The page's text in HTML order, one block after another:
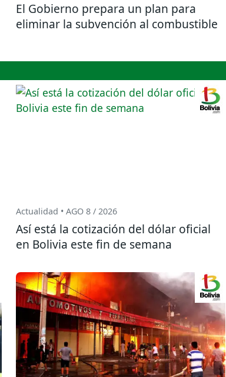
El Gobierno prepara un plan para
eliminar la subvención al combustible
Actualidad • AGO 8 / 2026
Así está la cotización del dólar oficial
en Bolivia este fin de semana